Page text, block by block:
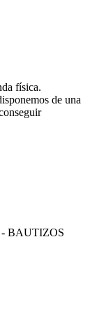
física.
de una
BAUTIZOS